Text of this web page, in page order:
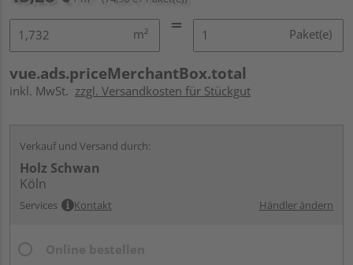
m² Paket(e)
vue.ads.priceMerchantBox.total
inkl. MwSt. zzgl. Versandkosten für Stückgut
Verkauf und Versand durch:
Holz Schwan
Köln
Services Kontakt Händler ändern